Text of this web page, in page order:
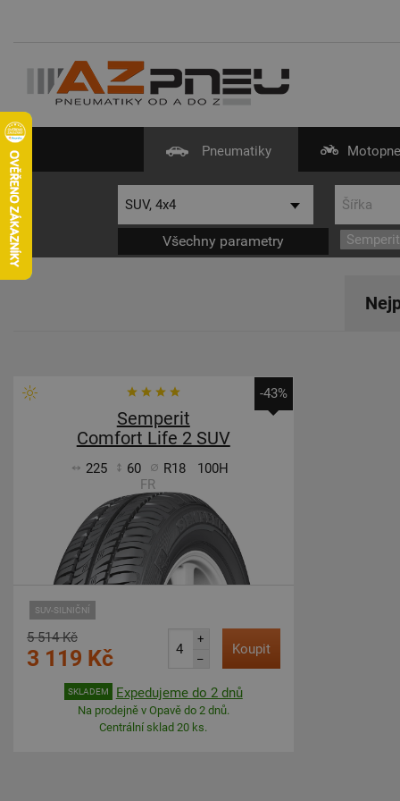
Pneumatiky
Všechny parametry Semperit
-43%
Semperit
Comfort Life 2 SUV
225 60 R18
100H
FR
SUV-SILNIČNÍ
5 514 Kč
3 119 Kč
+
–
Koupit
SKLADEM Expedujeme do 2 dnů
Na prodejně v Opavě do 2 dnů.
Centrální sklad 20 ks.